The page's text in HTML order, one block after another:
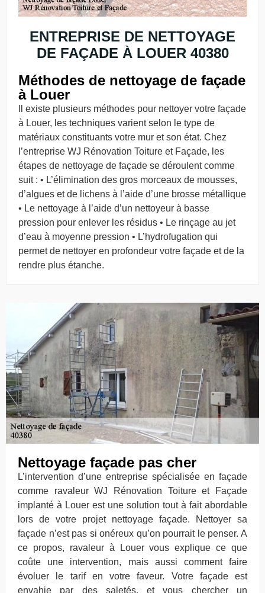
ENTREPRISE DE NETTOYAGE
DE FAÇADE À LOUER 40380
Méthodes de nettoyage de façade
à Louer
Il existe plusieurs méthodes pour nettoyer votre façade
à Louer, les techniques varient selon le type de
matériaux constituants votre mur et son état. Chez
l’entreprise WJ Rénovation Toiture et Façade, les
étapes de nettoyage de façade se déroulent comme
suit : • L’élimination des gros morceaux de mousses,
d’algues et de lichens à l’aide d’une brosse métallique
• Le nettoyage à l’aide d’un nettoyeur à basse
pression pour enlever les résidus • Le rinçage au jet
d’eau à moyenne pression • L’hydrofugation qui
permet de nettoyer en profondeur votre façade et de la
rendre plus étanche.
Nettoyage façade pas cher
L’intervention d’une entreprise spécialisée en façade
comme ravaleur WJ Rénovation Toiture et Façade
implanté à Louer est une solution tout à fait abordable
lors de votre projet nettoyage façade. Nettoyer sa
façade n’est pas si onéreux qu’on pourrait le penser. A
ce propos, ravaleur à Louer vous explique ce que
coûte une intervention, mais aussi comment faire
évoluer le tarif en votre faveur. Votre façade est
envahie par des saletés, et vous chercher un